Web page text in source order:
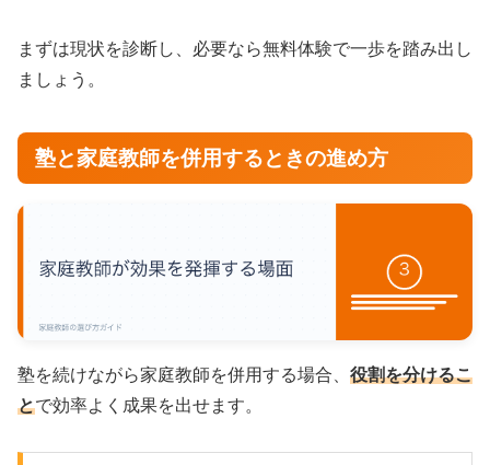
まずは現状を診断し、必要なら無料体験で一歩を踏み出し
ましょう。
塾と家庭教師を併用するときの進め方
塾を続けながら家庭教師を併用する場合、 役割を分けるこ
とで効率よく成果を出せます。